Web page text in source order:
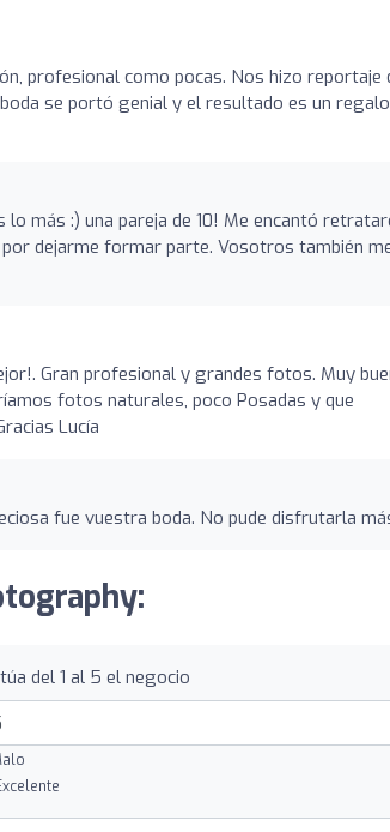
profesional como pocas. Nos hizo reportaje
se portó genial y el resultado es un
más :) una pareja de 10! Me encantó
dejarme formar parte. Vosotros también
Gran profesional y grandes fotos. Muy
fotos naturales, poco Posadas y que
Lucía
fue vuestra boda. No pude disfrutarla
del 1 al 5 el negocio